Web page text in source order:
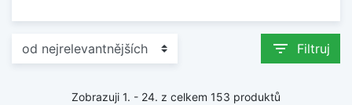
filter_list Filtruj
Zobrazuji 1. - 24. z celkem 153 produktů